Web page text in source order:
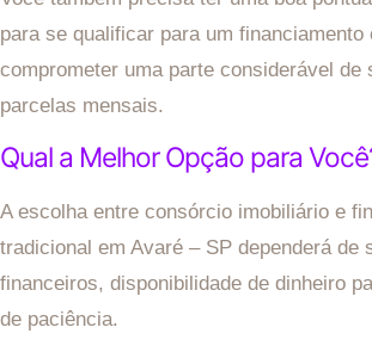
para se qualificar para um
comprometer uma parte considerável de
parcelas mensais.
Qual a Melhor Opção para
A escolha entre consórcio imobiliário e
tradicional em Avaré – SP dependerá de
financeiros, disponibilidade de dinheiro
de paciência.